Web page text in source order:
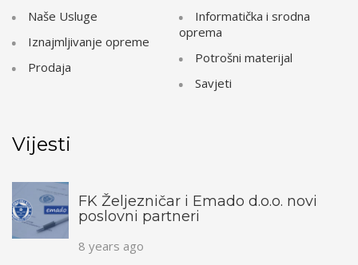
Naše Usluge
Iznajmljivanje opreme
Prodaja
Informatička i srodna
oprema
Potrošni materijal
Savjeti
Vijesti
FK Željezničar i Emado d.o.o. novi
poslovni partneri
8 years ago